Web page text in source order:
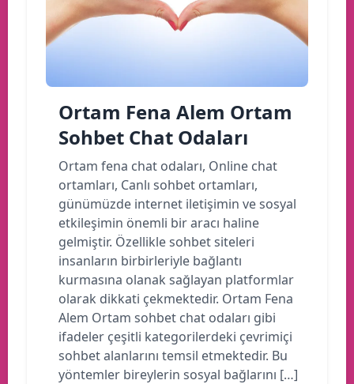
Ortam Fena Alem Ortam
Sohbet Chat Odaları
Ortam fena chat odaları, Online chat
ortamları, Canlı sohbet ortamları,
günümüzde internet iletişimin ve sosyal
etkileşimin önemli bir aracı haline
gelmiştir. Özellikle sohbet siteleri
insanların birbirleriyle bağlantı
kurmasına olanak sağlayan platformlar
olarak dikkati çekmektedir. Ortam Fena
Alem Ortam sohbet chat odaları gibi
ifadeler çeşitli kategorilerdeki çevrimiçi
sohbet alanlarını temsil etmektedir. Bu
yöntemler bireylerin sosyal bağlarını […]